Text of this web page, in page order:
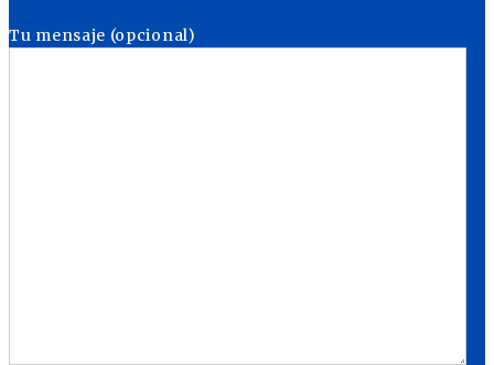
Tu mensaje (opcional)